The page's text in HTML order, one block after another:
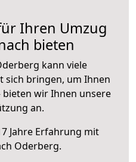
Ihren Umzug
bieten
kann viele
sich bringen, um Ihnen
bieten wir Ihnen unsere
an.
Jahre Erfahrung mit
Oderberg.